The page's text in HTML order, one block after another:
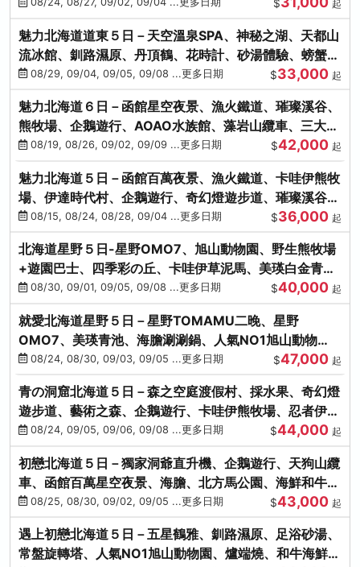
$ 起
魅力北海道道東５日－天空溫泉SPA、神秘之湖、天都山
流冰館、釧路濕原、丹頂鶴、花時計、砂湯體驗、螃蟹吃
到飽08/29, 09/04, 09/05, 09/08 ...更多日期 $33,000 起
魅力北海道６日－函館星空夜景、漁火鐵道、璀璨溪谷、
熊牧場、企鵝遊行、AOAO水族館、藻岩山纜車、三大螃
蟹吃到飽
08/19, 08/26, 09/02, 09/09 ...更多日期 $42,000 起
魅力北海道５日－函館百萬夜景、漁火鐵道、卡哇伊熊牧
場、伊達時代村、企鵝遊行、奇幻燈遊步道、璀璨溪谷、
人氣NO1小丑漢堡
08/15, 08/24, 08/28, 09/04 ...更多日期 $36,000 起
北海道星野５日-星野OMO7、旭山動物園、野生熊牧場
+遊園巴士、四季彩の丘、卡哇伊草泥馬、美瑛白金青
池、螃蟹吃到飽
08/30, 09/01, 09/05, 09/08 ...更多日期 $40,000 起
就愛北海道星野５日－星野TOMAMU二晚、星野
OMO7、美瑛青池、海膽涮涮鍋、人氣NO1旭山動物
園、海鮮和牛螃蟹吃到飽
08/24, 08/30, 09/03, 09/05 ...更多日期 $47,000 起
青の洞窟北海道５日－森之空庭渡假村、採水果、奇幻燈
遊步道、藝術之森、企鵝遊行、卡哇伊熊牧場、忍者伊達
時代村、螃蟹吃到飽
08/24, 09/05, 09/06, 09/08 ...更多日期 $44,000 起
初戀北海道５日－獨家洞爺直升機、企鵝遊行、天狗山纜
車、函館百萬星空夜景、海膽、北方馬公園、海鮮和牛螃
蟹吃到飽
08/25, 08/30, 09/02, 09/05 ...更多日期 $43,000 起
遇上初戀北海道５日－五星鶴雅、釧路濕原、足浴砂湯、
常盤旋轉塔、人氣NO1旭山動物園、爐端燒、和牛海鮮螃